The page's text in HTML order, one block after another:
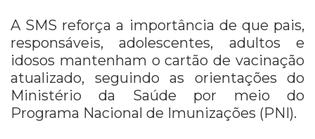
A SMS reforça a importância de que pais,
responsáveis, adolescentes, adultos e
idosos mantenham o cartão de vacinação
atualizado, seguindo as orientações do
Ministério da Saúde por meio do
Programa Nacional de Imunizações (PNI).